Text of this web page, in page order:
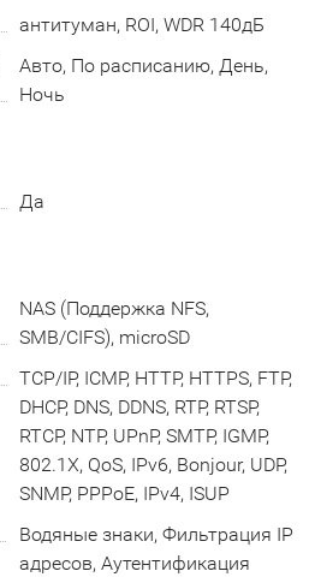
антитуман, ROI, WDR 140дБ
Авто, По расписанию, День,
Ночь
Да
NAS (Поддержка NFS,
SMB/CIFS), microSD
TCP/IP, ICMP, HTTP, HTTPS, FTP,
DHCP, DNS, DDNS, RTP, RTSP,
RTCP, NTP, UPnP, SMTP, IGMP,
802.1X, QoS, IPv6, Bonjour, UDP,
SNMP, PPPoE, IPv4, ISUP
Водяные знаки, Фильтрация IP
адресов, Аутентификация